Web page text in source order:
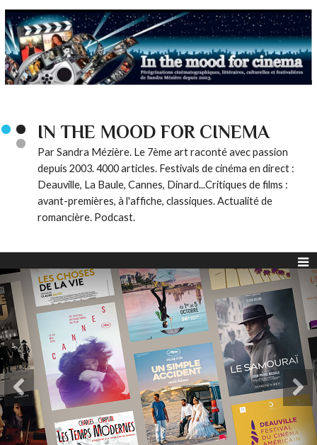
IN THE MOOD FOR CINEMA
Par Sandra Mézière. Le 7ème art raconté avec passion
depuis 2003. 4000 articles. Festivals de cinéma en direct :
Deauville, La Baule, Cannes, Dinard...Critiques de films :
avant-premières, à l'affiche, classiques. Actualité de
romancière. Podcast.